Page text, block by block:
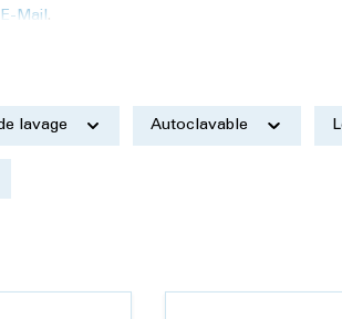
E-Mail.
lavage Autoclavable